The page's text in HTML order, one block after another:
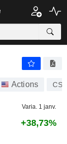
Actions CSX
Varia. 1 janv.
+38,73%